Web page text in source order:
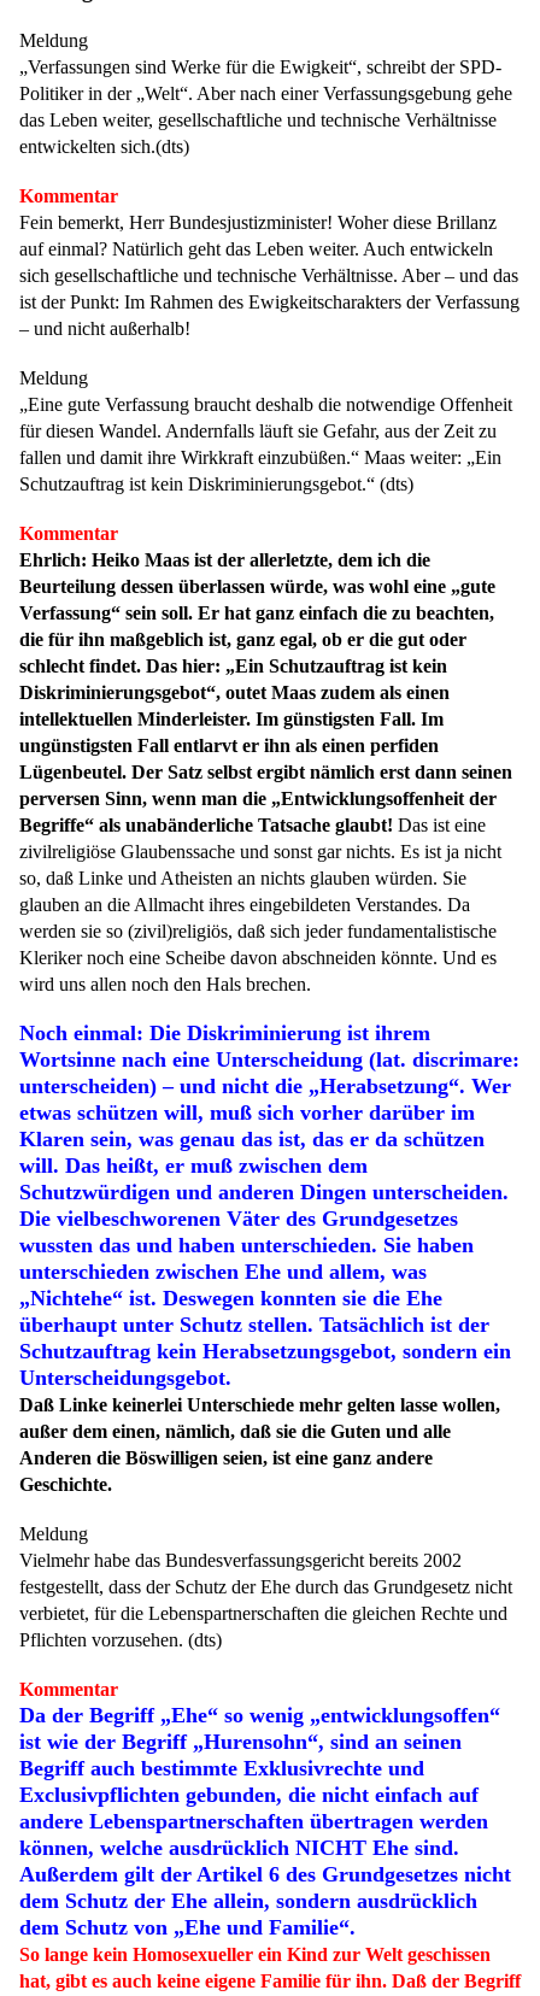
Meldung
„Verfassungen sind Werke für die Ewigkeit“, schreibt der SPD-
Politiker in der „Welt“. Aber nach einer Verfassungsgebung gehe
das Leben weiter, gesellschaftliche und technische Verhältnisse
entwickelten sich.(dts)
Kommentar
Fein bemerkt, Herr Bundesjustizminister! Woher diese Brillanz
auf einmal? Natürlich geht das Leben weiter. Auch entwickeln
sich gesellschaftliche und technische Verhältnisse. Aber – und das
ist der Punkt: Im Rahmen des Ewigkeitscharakters der Verfassung
– und nicht außerhalb!
Meldung
„Eine gute Verfassung braucht deshalb die notwendige Offenheit
für diesen Wandel. Andernfalls läuft sie Gefahr, aus der Zeit zu
fallen und damit ihre Wirkkraft einzubüßen.“ Maas weiter: „Ein
Schutzauftrag ist kein Diskriminierungsgebot.“ (dts)
Kommentar
Ehrlich: Heiko Maas ist der allerletzte, dem ich die
Beurteilung dessen überlassen würde, was wohl eine „gute
Verfassung“ sein soll. Er hat ganz einfach die zu beachten,
die für ihn maßgeblich ist, ganz egal, ob er die gut oder
schlecht findet. Das hier: „Ein Schutzauftrag ist kein
Diskriminierungsgebot“, outet Maas zudem als einen
intellektuellen Minderleister. Im günstigsten Fall. Im
ungünstigsten Fall entlarvt er ihn als einen perfiden
Lügenbeutel. Der Satz selbst ergibt nämlich erst dann seinen
perversen Sinn, wenn man die „Entwicklungsoffenheit der
Begriffe“ als unabänderliche Tatsache glaubt! Das ist eine
zivilreligiöse Glaubenssache und sonst gar nichts. Es ist ja nicht
so, daß Linke und Atheisten an nichts glauben würden. Sie
glauben an die Allmacht ihres eingebildeten Verstandes. Da
werden sie so (zivil)religiös, daß sich jeder fundamentalistische
Kleriker noch eine Scheibe davon abschneiden könnte. Und es
wird uns allen noch den Hals brechen.
Noch einmal: Die Diskriminierung ist ihrem
Wortsinne nach eine Unterscheidung (lat. discrimare:
unterscheiden) – und nicht die „Herabsetzung“. Wer
etwas schützen will, muß sich vorher darüber im
Klaren sein, was genau das ist, das er da schützen
will. Das heißt, er muß zwischen dem
Schutzwürdigen und anderen Dingen unterscheiden.
Die vielbeschworenen Väter des Grundgesetzes
wussten das und haben unterschieden. Sie haben
unterschieden zwischen Ehe und allem, was
„Nichtehe“ ist. Deswegen konnten sie die Ehe
überhaupt unter Schutz stellen. Tatsächlich ist der
Schutzauftrag kein Herabsetzungsgebot, sondern ein
Unterscheidungsgebot.
Daß Linke keinerlei Unterschiede mehr gelten lasse wollen,
außer dem einen, nämlich, daß sie die Guten und alle
Anderen die Böswilligen seien, ist eine ganz andere
Geschichte.
Meldung
Vielmehr habe das Bundesverfassungsgericht bereits 2002
festgestellt, dass der Schutz der Ehe durch das Grundgesetz nicht
verbietet, für die Lebenspartnerschaften die gleichen Rechte und
Pflichten vorzusehen. (dts)
Kommentar
Da der Begriff „Ehe“ so wenig „entwicklungsoffen“
ist wie der Begriff „Hurensohn“, sind an seinen
Begriff auch bestimmte Exklusivrechte und
Exclusivpflichten gebunden, die nicht einfach auf
andere Lebenspartnerschaften übertragen werden
können, welche ausdrücklich NICHT Ehe sind.
Außerdem gilt der Artikel 6 des Grundgesetzes nicht
dem Schutz der Ehe allein, sondern ausdrücklich
dem Schutz von „Ehe und Familie“.
So lange kein Homosexueller ein Kind zur Welt geschissen
hat, gibt es auch keine eigene Familie für ihn. Daß der Begriff